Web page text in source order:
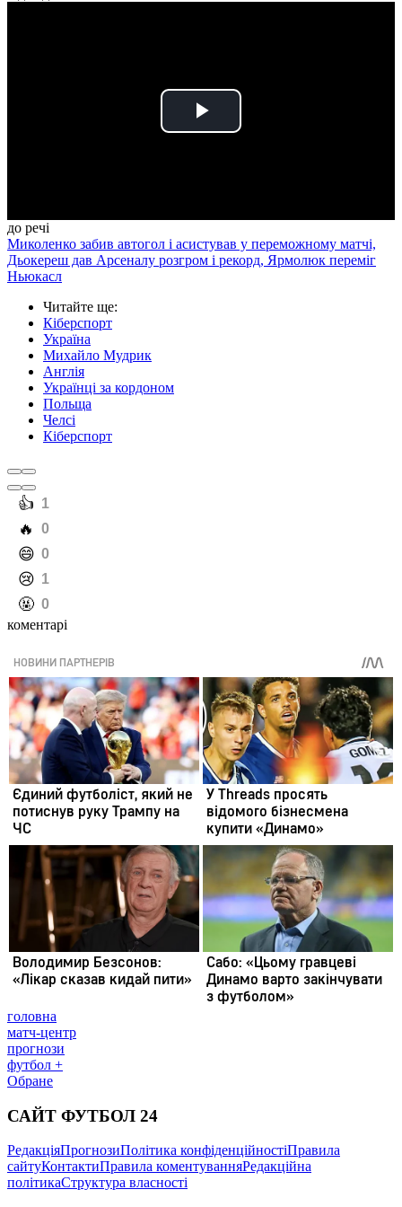
Play
до речі
Миколенко забив автогол і асистував у переможному матчі,
Дьокереш дав Арсеналу розгром і рекорд, Ярмолюк переміг
Ньюкасл
Читайте ще:
Кіберспорт
Україна
Михайло Мудрик
Англія
Українці за кордоном
Польща
Челсі
Кіберспорт
️👍 1
️🔥 0
️😄 0
️😢 1
️🤬 0
коментарі
головна
матч-центр
прогнози
футбол +
Обране
САЙТ ФУТБОЛ 24
РедакціяПрогнозиПолітика конфіденційностіПравила
сайтуКонтактиПравила коментуванняРедакційна
політикаСтруктура власності